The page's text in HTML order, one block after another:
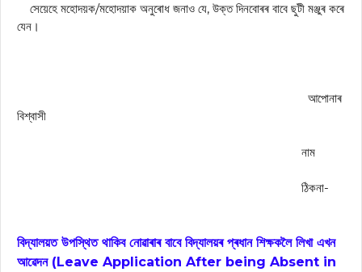
সেয়েহে মহােদয়ক/মহােদয়াক অনুৰোধ জনাও যে, উক্ত দিনবােৰৰ বাবে ছুটী মঞ্জুৰ কৰে
যেন।
আপােনাৰ
বিশ্বাসী
নাম
ঠিকনা-
বিদ্যালয়ত উপস্থিত থাকিব নোৱাৰাৰ বাবে বিদ্যালয়ৰ প্ৰধান শিক্ষকলৈ লিখা এখন
আৱেদন (Leave Application After being Absent in